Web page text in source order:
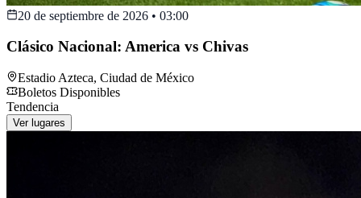
20 de septiembre de 2026 • 03:00
Clásico Nacional: America vs Chivas
Estadio Azteca, Ciudad de México
Boletos Disponibles
Tendencia
Ver lugares